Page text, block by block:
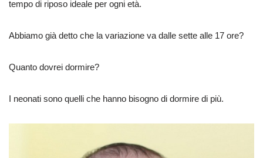
tempo di riposo ideale per ogni età.
Abbiamo già detto che la variazione va dalle sette alle 17 ore?
Quanto dovrei dormire?
I neonati sono quelli che hanno bisogno di dormire di più.